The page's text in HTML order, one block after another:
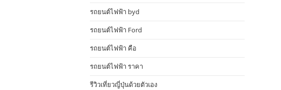
รถยนต์ไฟฟ้า byd
รถยนต์ไฟฟ้า Ford
รถยนต์ไฟฟ้า คือ
รถยนต์ไฟฟ้า ราคา
รีวิวเที่ยวญี่ปุ่นด้วยตัวเอง